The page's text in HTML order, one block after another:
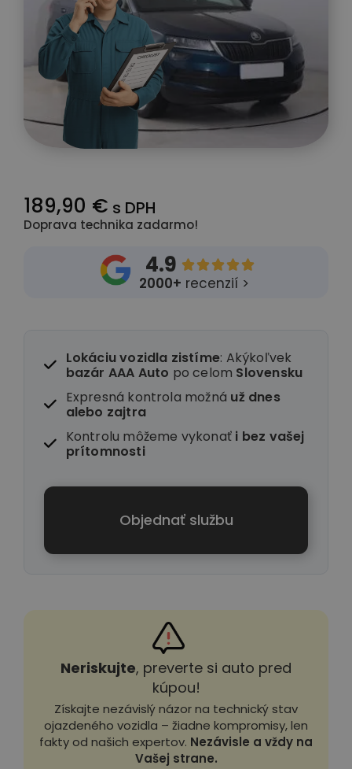
189,90 € s DPH
Doprava technika zadarmo!
4.9 
2000+ recenzií >
Lokáciu vozidla zistíme: Akýkoľvek
bazár AAA Auto po celom Slovensku
Expresná kontrola možná už dnes
alebo zajtra
Kontrolu môžeme vykonať i bez vašej
prítomnosti
Objednať službu
Neriskujte, preverte si auto pred
kúpou!
Získajte nezávislý názor na technický stav
ojazdeného vozidla – žiadne kompromisy, len
fakty od našich expertov. Nezávisle a vždy na
Vašej strane.